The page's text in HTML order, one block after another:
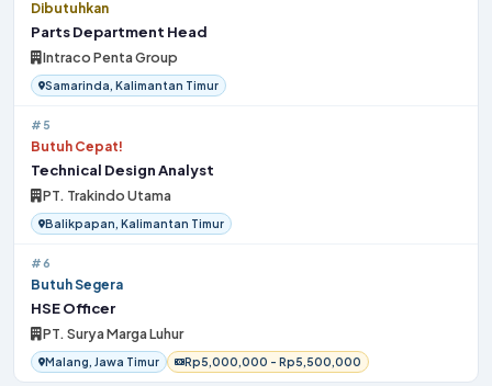
Dibutuhkan
Parts Department Head
Intraco Penta Group
Samarinda, Kalimantan Timur
#5
Butuh Cepat!
Technical Design Analyst
PT. Trakindo Utama
Balikpapan, Kalimantan Timur
#6
Butuh Segera
HSE Officer
PT. Surya Marga Luhur
Malang, Jawa Timur Rp5,000,000 - Rp5,500,000